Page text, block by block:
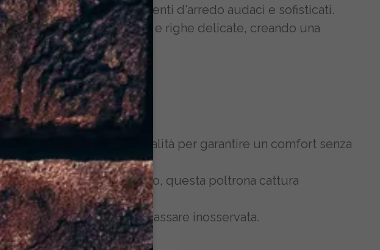
per chi ama gli accenti d'arredo audaci e sofisticati.
per pattern geometrici e righe delicate, creando una
di tessuti di qualità
rivestita con tessuti di qualità per garantire un comfort senza
e un accento visivo, questa poltrona cattura
più ampie, senza mai passare inosservata.